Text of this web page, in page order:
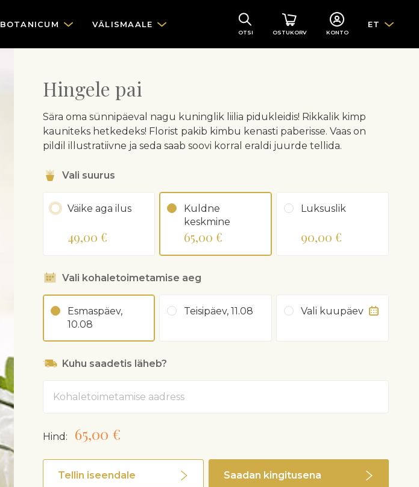
BOTANICUM VÄLISMAALE
OTSI OSTUKORV KONTO
ET
Hingele pai
Sära oma sünnipäeval nagu kuninglik liilia pidukleidis! Rikkalik kimp
kauniteks hetkedeks! Florist pakib kimbu kenasti paberisse. Vaas on
pildil illustratiivne ja seda saab soovi korral eraldi juurde tellida.
Vali suurus
Väike aga ilus
49,00 €
Kuldne
keskmine
65,00 €
Luksuslik
90,00 €
Vali kohaletoimetamise aeg
Esmaspäev,
10.08
Teisipäev, 11.08 Vali kuupäev
Kuhu saadetis läheb?
Hind: 65,00 €
Tellin iseendale Saadan kingitusena